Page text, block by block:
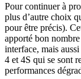
Pour continuer à
plus d’autre choix
pour être précis).
apporté bon
interface, mais
4 et 4S qui se sont
performances